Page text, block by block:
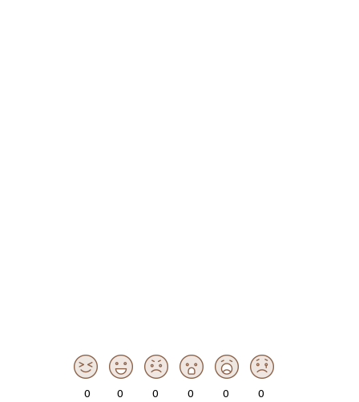
0 0 0 0 0 0